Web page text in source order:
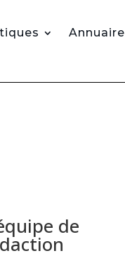
Annuaire
de